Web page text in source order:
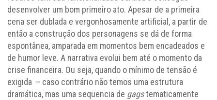
desenvolver um bom primeiro ato. Apesar de a primeira
cena ser dublada e vergonhosamente artificial, a partir de
então a construção dos personagens se dá de forma
espontânea, amparada em momentos bem encadeados e
de humor leve. A narrativa evolui bem até o momento da
crise financeira. Ou seja, quando o mínimo de tensão é
exigida – caso contrário não temos uma estrutura
dramática, mas uma sequencia de gagstematicamente